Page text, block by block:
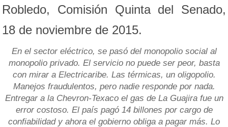
Robledo, Comisión Quinta del Senado,
18 de noviembre de 2015.
En el sector eléctrico, se pasó del monopolio social al
monopolio privado. El servicio no puede ser peor, basta
con mirar a Electricaribe. Las térmicas, un oligopolio.
Manejos fraudulentos, pero nadie responde por nada.
Entregar a la Chevron-Texaco el gas de La Guajira fue un
error costoso. El país pagó 14 billones por cargo de
confiabilidad y ahora el gobierno obliga a pagar más. Lo